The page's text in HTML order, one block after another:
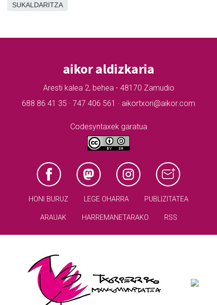
SUKALDARITZA
aikor aldizkaria
Aresti kalea 2, behea - 48170 Zamudio
688 86 41 35 · 747 406 561 · aikortxori@aikor.com
Codesyntaxek garatua
HONI BURUZ LEGE OHARRA PUBLIZITATEA
ARAUAK HARREMANETARAKO RSS